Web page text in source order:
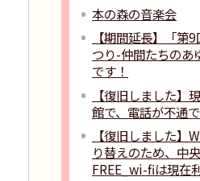
本の森の音楽会
【期間延長】「第
つり-仲間たちのあ
です！
【復旧しました】
館で、電話が不通で
【復旧しました】
り替えのため、中
FREE_wi-fiは現在